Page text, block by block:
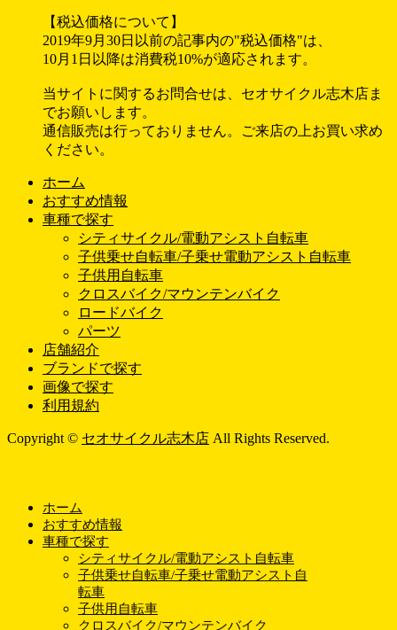
【税込価格について】
2019年9月30日以前の記事内の"税込価格"は、
10月1日以降は消費税10%が適応されます。
当サイトに関するお問合せは、セオサイクル志木店ま
でお願いします。
通信販売は行っておりません。ご来店の上お買い求め
ください。
ホーム
おすすめ情報
車種で探す
シティサイクル/電動アシスト自転車
子供乗せ自転車/子乗せ電動アシスト自転車
子供用自転車
クロスバイク/マウンテンバイク
ロードバイク
パーツ
店舗紹介
ブランドで探す
画像で探す
利用規約
Copyright © セオサイクル志木店 All Rights Reserved.
ホーム
おすすめ情報
車種で探す
シティサイクル/電動アシスト自転車
子供乗せ自転車/子乗せ電動アシスト自
転車
子供用自転車
クロスバイク/マウンテンバイク